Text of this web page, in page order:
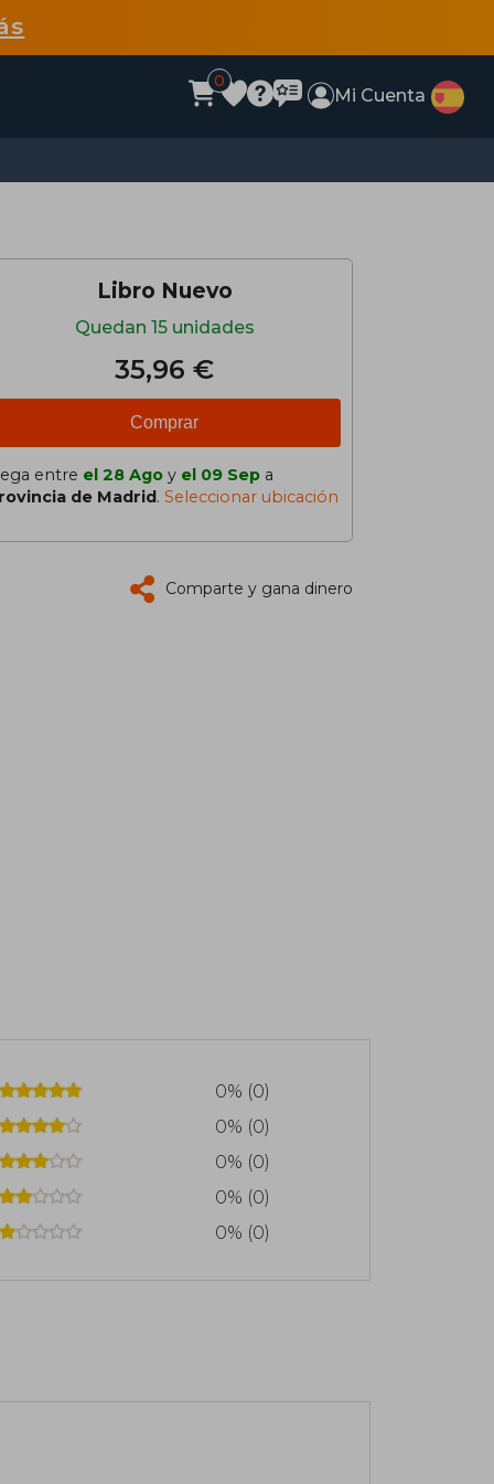
0
Mi Cuenta
Libro Nuevo
Quedan 15 unidades
35,96 €
Comprar
entre el 28 Ago y el 09 Sep a
de Madrid. Seleccionar ubicación
Comparte y gana dinero
0% (0)
0% (0)
0% (0)
0% (0)
0% (0)